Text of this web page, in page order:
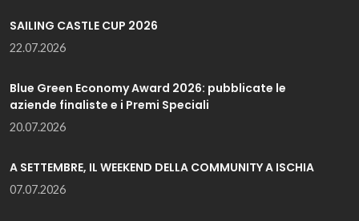
SAILING CASTLE CUP 2026
22.07.2026
Blue Green Economy Award 2026: pubblicate le
aziende finaliste e i Premi Speciali
20.07.2026
A SETTEMBRE, IL WEEKEND DELLA COMMUNITY A ISCHIA
07.07.2026